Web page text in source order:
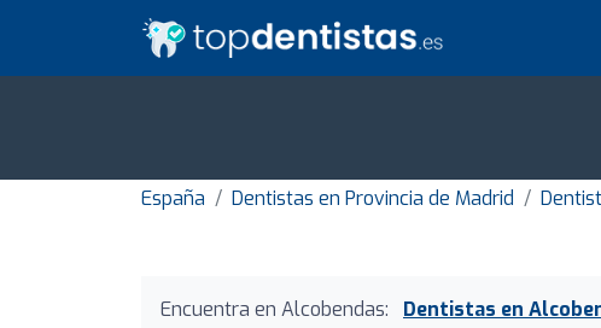
España Dentistas en Provincia de Madrid
Encuentra en Alcobendas:
Dentistas en